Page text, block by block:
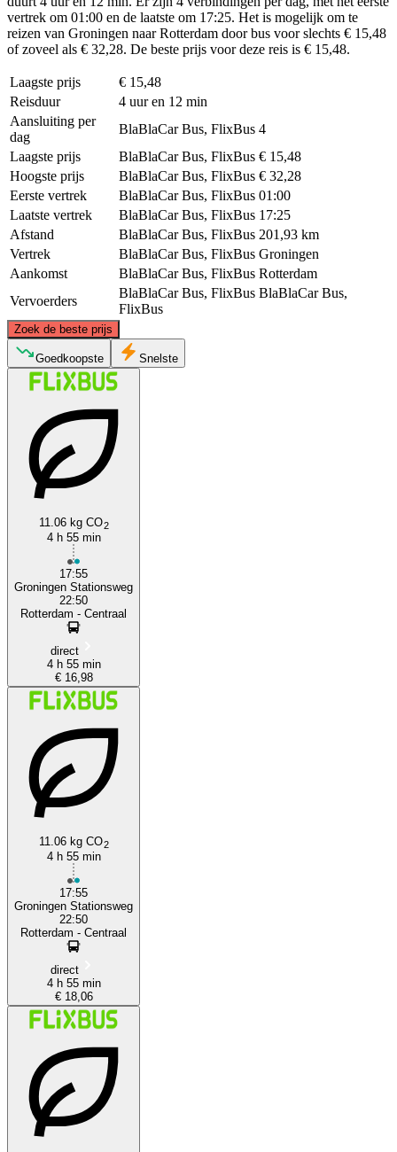
vertrek om 01:00 en de laatste om 17:25. Het is mogelijk om te
reizen van Groningen naar Rotterdam door bus voor slechts € 15,48
of zoveel als € 32,28. De beste prijs voor deze reis is € 15,48.
Laagste prijs
€ 15,48
Reisduur
4 uur en 12 min
Aansluiting per
dag
BlaBlaCar Bus, FlixBus 4
Laagste prijs
BlaBlaCar Bus, FlixBus € 15,48
Hoogste prijs
BlaBlaCar Bus, FlixBus € 32,28
Eerste vertrek
BlaBlaCar Bus, FlixBus 01:00
Laatste vertrek
BlaBlaCar Bus, FlixBus 17:25
Afstand
BlaBlaCar Bus, FlixBus 201,93 km
Vertrek
BlaBlaCar Bus, FlixBus Groningen
Aankomst
BlaBlaCar Bus, FlixBus Rotterdam
Vervoerders
BlaBlaCar Bus, FlixBus BlaBlaCar Bus,
FlixBus
Zoek de beste prijs
Rotterdam
Goedkoopste Snelste
11.06 kg CO2
4 h 55 min
17:55
Groningen Stationsweg
22:50
Rotterdam - Centraal
direct
4 h 55 min
€ 16,98
11.06 kg CO2
4 h 55 min
17:55
Groningen Stationsweg
22:50
Rotterdam - Centraal
direct
4 h 55 min
€ 18,06